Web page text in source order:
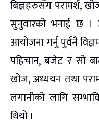
बिज्ञहरुसँग परामर्श,
सुनुवारको भनाई छ ।
आयोजना गर्नु पुर्वनै
पहिचान, बजेट र सो
खोज, अध्ययन तथा
लगानीको लागि
थियो ।